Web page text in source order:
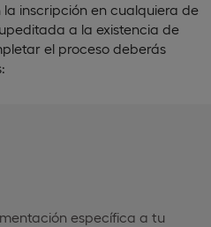
inscripción en cualquiera de
a la existencia de
el proceso deberás
específica a tu